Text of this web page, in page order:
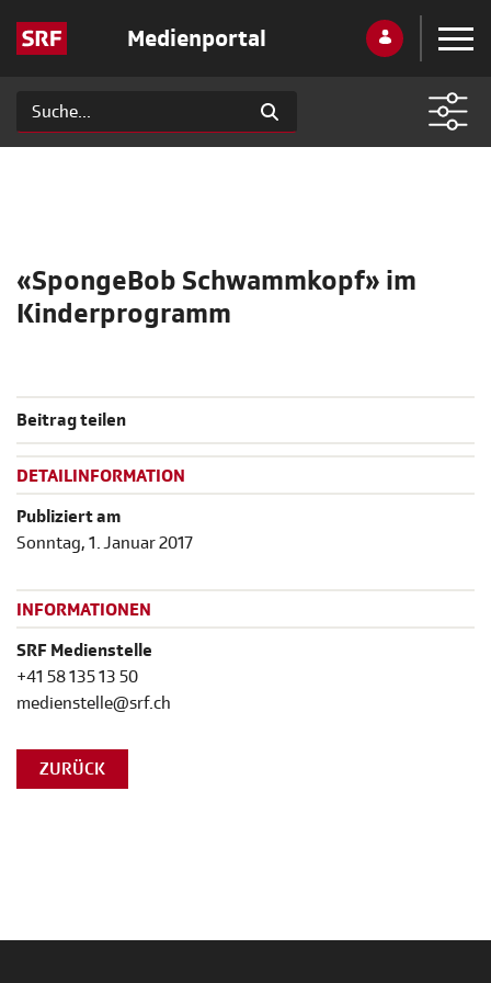
Medienportal
«SpongeBob Schwammkopf» im
Kinderprogramm
Beitrag teilen
DETAILINFORMATION
Publiziert am
Sonntag, 1. Januar 2017
INFORMATIONEN
SRF Medienstelle
+41 58 135 13 50
medienstelle@srf.ch
ZURÜCK